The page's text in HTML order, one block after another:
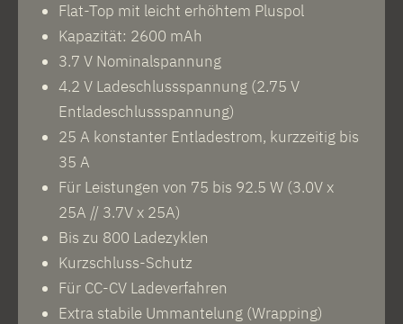
Flat-Top mit leicht erhöhtem Pluspol
Kapazität: 2600 mAh
3.7 V Nominalspannung
4.2 V Ladeschlussspannung (2.75 V
Entladeschlussspannung)
25 A konstanter Entladestrom, kurzzeitig bis
35 A
Für Leistungen von 75 bis 92.5 W (3.0V x
25A // 3.7V x 25A)
Bis zu 800 Ladezyklen
Kurzschluss-Schutz
Für CC-CV Ladeverfahren
Extra stabile Ummantelung (Wrapping)